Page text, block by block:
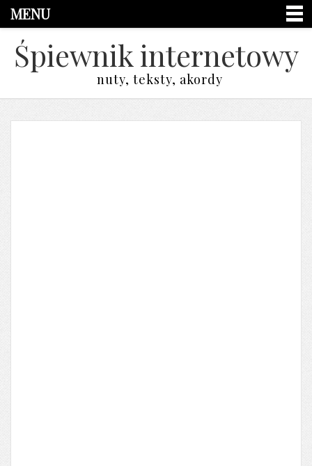
MENU
Śpiewnik internetowy
nuty, teksty, akordy